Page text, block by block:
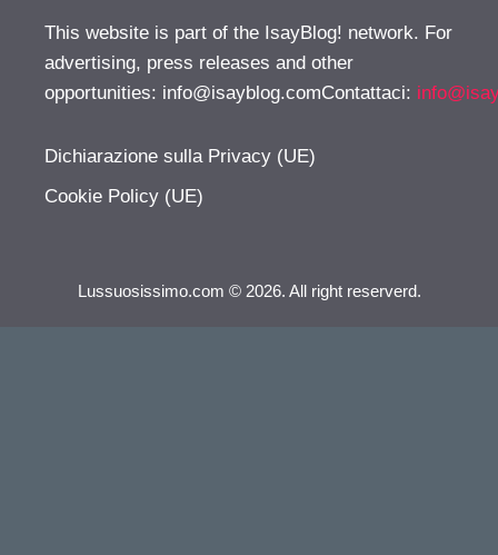
This website is part of the IsayBlog! network. For
advertising, press releases and other
opportunities: info@isayblog.comContattaci:
Dichiarazione sulla Privacy (UE)
Cookie Policy (UE)
Lussuosissimo.com © 2026. All right reserverd.